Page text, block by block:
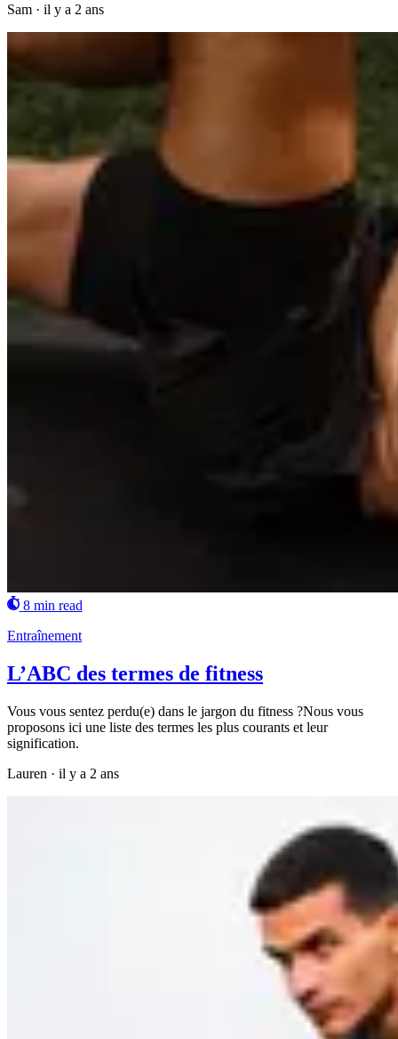
Sam · il y a 2 ans
8 min read
Entraînement
L’ABC des termes de fitness
Vous vous sentez perdu(e) dans le jargon du fitness ?Nous vous
proposons ici une liste des termes les plus courants et leur
signification.
Lauren · il y a 2 ans